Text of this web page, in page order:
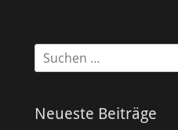
Suchen
nach:
Neueste Beiträge